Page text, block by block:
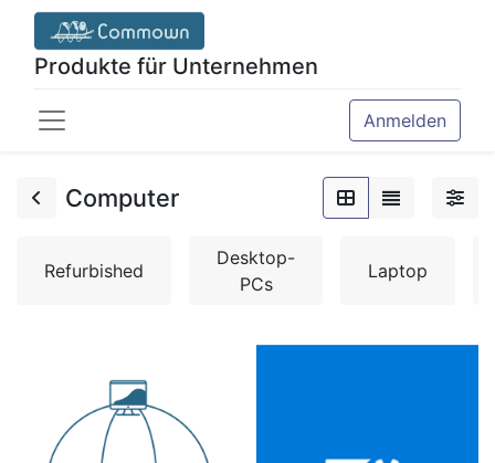
Produkte für Unternehmen
Anmelden
Computer
Refurbished
Desktop-
PCs
Laptop